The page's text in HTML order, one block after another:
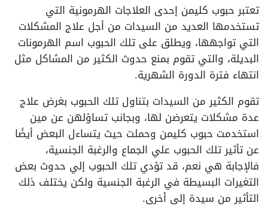
تعتبر حبوب كليمن إحدى العلاجات الهرمونية التي
تستخدمها العديد من السيدات من أجل علاج المشكلات
التي تواجهها، ويطلق على تلك الحبوب اسم الهرمونات
البديلة، والتي تقوم بمنع حدوث الكثير من المشاكل مثل
انتهاء فترة الدورة الشهرية.
تقوم الكثير من السيدات بتناول تلك الحبوب بغرض علاج
عدة مشكلات يتعرضن لها، وبجانب تساؤلهن عن مين
استخدمت حبوب كليمن وحملت حيث يتساءل البعض أيضًا
عن تأثير تلك الحبوب علي الجماع والرغبة الجنسية،
فالإجابة هي نعم، قد تؤدي تلك الحبوب إلي حدوث بعض
التغيرات البسيطة في الرغبة الجنسية ولكن يختلف ذلك
التأثير من سيدة إلى أخرى.